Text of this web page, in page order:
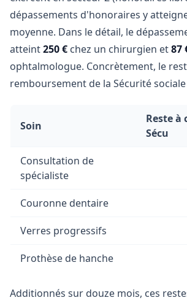
dépassements d'honoraires y
moyenne. Dans le détail, le
atteint250 € chez un chirurgien et87
ophtalmologue. Concrètement, le
remboursement de la Sécurité sociale
Soin
Reste à
Sécu
Consultation de
spécialiste
Couronne dentaire
Verres progressifs
Prothèse de hanche
Additionnés sur douze mois, ces